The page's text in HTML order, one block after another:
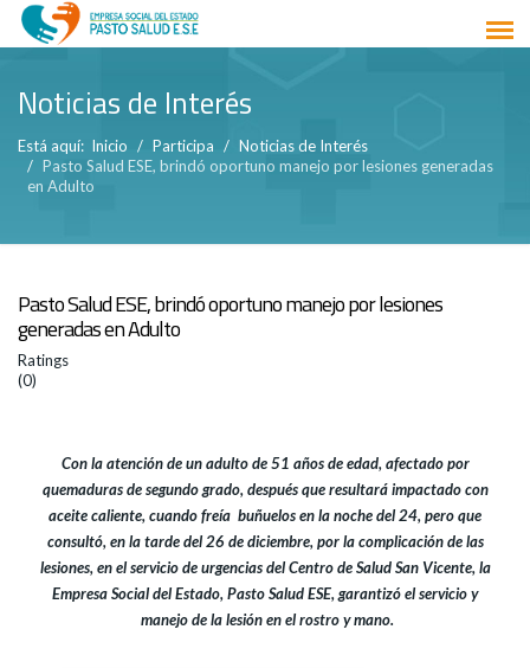
Noticias de Interés
Está aquí: Inicio Participa
Noticias de Interés
Pasto Salud ESE, brindó oportuno manejo por lesiones generadas
en Adulto
Pasto Salud ESE, brindó oportuno manejo por lesiones
generadas en Adulto
Ratings
(0)
Con la atención de un adulto de 51 años de edad, afectado por
quemaduras de segundo grado, después que resultará impactado con
aceite caliente, cuando freía buñuelos en la noche del 24, pero que
consultó, en la tarde del 26 de diciembre, por la complicación de las
lesiones, en el servicio de urgencias del Centro de Salud San Vicente, la
Empresa Social del Estado, Pasto Salud ESE, garantizó el servicio y
manejo de la lesión en el rostro y mano.